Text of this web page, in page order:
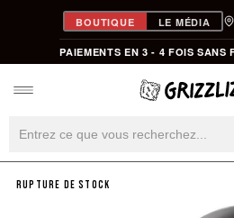
BOUTIQUE LE MÉDIA
PAIEMENTS EN 3 - 4 FOIS SANS
RUPTURE DE STOCK